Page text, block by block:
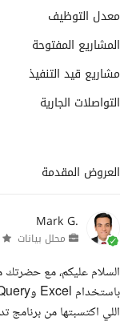
معدل التوظيف
المشاريع المفتوحة
مشاريع قيد التنفيذ
التواصلات الجارية
العروض المقدمة
Mark G.
محلل بيانات
السلام عليكم، مع حضرتك
اللي اكتسبتها من